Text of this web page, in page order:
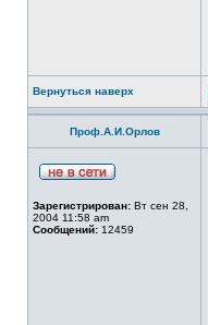
Вернуться наверх
Проф.А.И.Орлов
Зарегистрирован: Вт сен 28,
2004 11:58 am
Сообщений: 12459